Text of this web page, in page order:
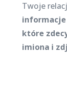
Twoje
informacje
które
imiona i